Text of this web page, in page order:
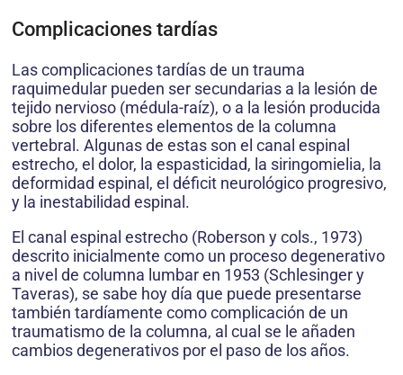
Complicaciones tardías
Las complicaciones tardías de un trauma
raquimedular pueden ser secundarias a la lesión de
tejido nervioso (médula-raíz), o a la lesión producida
sobre los diferentes elementos de la columna
vertebral. Algunas de estas son el canal espinal
estrecho, el dolor, la espasticidad, la siringomielia, la
deformidad espinal, el déficit neurológico progresivo,
y la inestabilidad espinal.
El canal espinal estrecho (Roberson y cols., 1973)
descrito inicialmente como un proceso degenerativo
a nivel de columna lumbar en 1953 (Schlesinger y
Taveras), se sabe hoy día que puede presentarse
también tardíamente como complicación de un
traumatismo de la columna, al cual se le añaden
cambios degenerativos por el paso de los años.